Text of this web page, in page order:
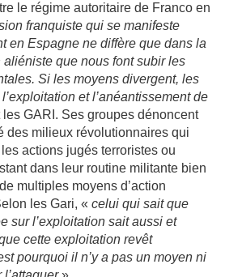
le régime autoritaire de Franco en
franquiste qui se manifeste
en Espagne ne diffère que dans la
aliéniste que nous font subir les
Si les moyens divergent, les
et l’anéantissement de
GARI. Ses groupes dénoncent
des milieux révolutionnaires qui
actions jugés terroristes ou
dans leur routine militante bien
multiples moyens d’action
les Gari, « celui qui sait que
sur l’exploitation sait aussi et
cette exploitation revêt
pourquoi il n’y a pas un moyen ni